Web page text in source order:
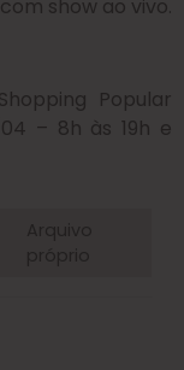
show ao vivo.
Popular
– 8h às 19h e